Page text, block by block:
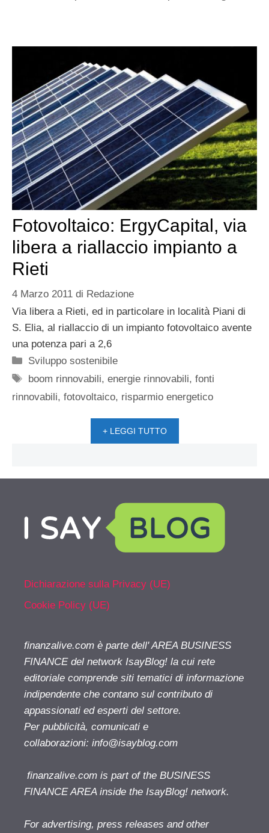
Fotovoltaico: ErgyCapital, via
libera a riallaccio impianto a
Rieti
4 Marzo 2011 di Redazione
Via libera a Rieti, ed in particolare in località Piani di
S. Elia, al riallaccio di un impianto fotovoltaico avente
una potenza pari a 2,6
Categorie
Sviluppo sostenibile
Tag
boom rinnovabili,energie rinnovabili,fonti
rinnovabili, fotovoltaico, risparmio energetico
+ LEGGI TUTTO
Dichiarazione sulla Privacy (UE)
Cookie Policy (UE)
finanzalive.com è parte dell' AREA BUSINESS
FINANCE del network IsayBlog! la cui rete
editoriale comprende siti tematici di informazione
indipendente che contano sul contributo di
appassionati ed esperti del settore.
Per pubblicità, comunicati e
collaborazioni: info@isayblog.com
finanzalive.com is part of the BUSINESS
FINANCE AREA inside the IsayBlog! network.
For advertising, press releases and other